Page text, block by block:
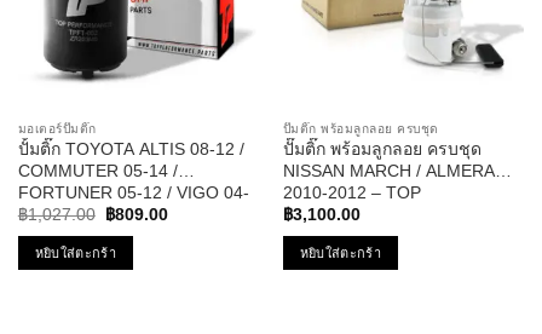
มอเตอร์ปั๊มติ๊ก
ปั้มติ๊ก TOYOTA ALTIS 08-12 /
COMMUTER 05-14 /
FORTUNER 05-12 / VIGO 04-
11 / VIOS 08-10 / YARIS 06-10
12V รหัส TPFT-002 – TOP
PERFORMANCE JAPAN
฿1,027.00
Original
was:
฿1,027.00.
฿809.00Current
หยิบใส่ตะกร้า
ปั๊มติ๊ก พร้อมลูกลอย ครบชุด
ปั๊มติ๊ก พร้อมลูกลอย ครบชุด
NISSAN MARCH / ALMERA
2010-2012 – TOP
PERFORMANCE JAPAN –
TPFN-963 – ปั้มติ๊ก มาร์ช อัลเม
ร่า
฿3,100.00
หยิบใส่ตะกร้า